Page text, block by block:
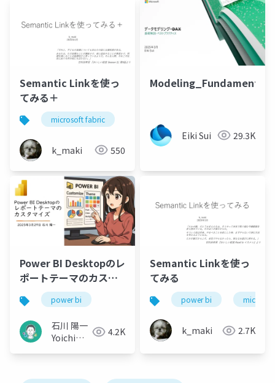
Semantic Linkを使っ
てみる＋
microsoft fabric
k_maki 550
Modeling_Fundamentals
Eiki Sui 29.3K
Power BI Desktopのレ
ポートテーマのカスタ
マイズpower bi
石川 陽一
Yoichi
4.2K
Semantic Linkを使っ
てみる
power bi
k_maki 2.7K